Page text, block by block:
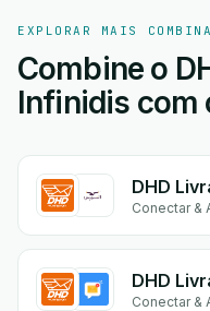
EXPLORAR MAIS
Combine o
Infinidis com
Conectar &
Conectar &